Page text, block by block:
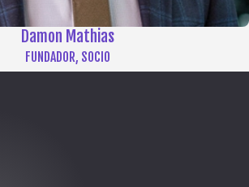
Damon Mathias
FUNDADOR, SOCIO